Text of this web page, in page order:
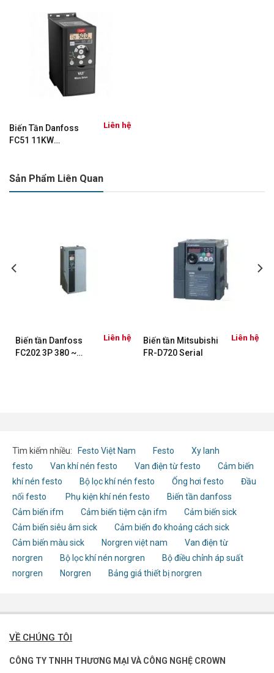
Biến Tần Danfoss
FC51 11KW
Liên hệ
Sản Phẩm Liên Quan
Biến tần Danfoss
FC202 3P 380 ~
Liên hệ
Biến tần Mitsubishi
FR-D720 Serial
Liên hệ
Tìm kiếm nhiều: Festo Việt Nam Festo
Xy lanh
festo
Van khí nén festo Van điện từ festo
Cảm biến
khí nén festo
Bộ lọc khí nén festo Ống hơi festo
Đầu
nối festo
Phụ kiện khí nén festo
Biến tần danfoss
Cảm biến ifm
Cảm biến tiệm cận ifm
Cảm biến sick
Cảm biến siêu âm sick
Cảm biến đo khoảng cách sick
Cảm biến màu sick
Norgren việt nam
Van điện từ
norgren
Bộ lọc khí nén norgren
Bộ điều chỉnh áp suất
norgren
Norgren Bảng giá thiết bị norgren
VỀ CHÚNG TÔI
CÔNG TY TNHH THƯƠNG MẠI VÀ CÔNG NGHỆ CROWN